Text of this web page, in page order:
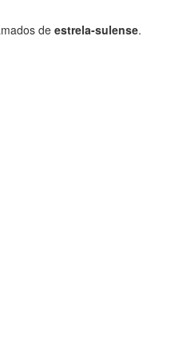
deestrela-sulense.